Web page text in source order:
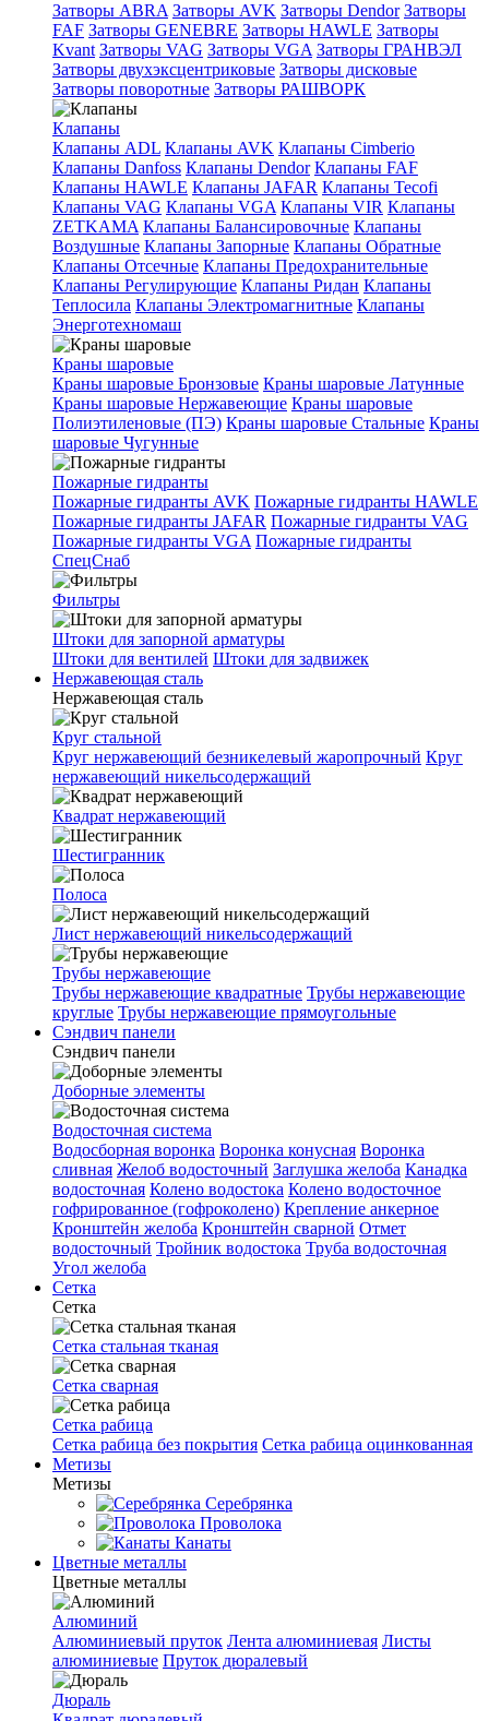
Затворы ABRA Затворы AVK Затворы Dendor Затворы
FAF Затворы GENEBRE Затворы HAWLE Затворы
Kvant Затворы VAG Затворы VGA Затворы ГРАНВЭЛ
Затворы двухэксцентриковые Затворы дисковые
Затворы поворотные Затворы РАШВОРК
Клапаны
Клапаны ADL Клапаны AVK Клапаны Cimberio
Клапаны Danfoss Клапаны Dendor Клапаны FAF
Клапаны HAWLE Клапаны JAFAR Клапаны Tecofi
Клапаны VAG Клапаны VGA Клапаны VIR Клапаны
ZETKAMA Клапаны Балансировочные Клапаны
Воздушные Клапаны Запорные Клапаны Обратные
Клапаны Отсечные Клапаны Предохранительные
Клапаны Регулирующие Клапаны Ридан Клапаны
Теплосила Клапаны Электромагнитные Клапаны
Энерготехномаш
Краны шаровые
Краны шаровые Бронзовые Краны шаровые Латунные
Краны шаровые Нержавеющие Краны шаровые
Полиэтиленовые (ПЭ) Краны шаровые Стальные Краны
шаровые Чугунные
Пожарные гидранты
Пожарные гидранты AVK Пожарные гидранты HAWLE
Пожарные гидранты JAFAR Пожарные гидранты VAG
Пожарные гидранты VGA Пожарные гидранты
СпецСнаб
Фильтры
Штоки для запорной арматуры
Штоки для вентилей Штоки для задвижек
Нержавеющая сталь
Нержавеющая сталь
Круг стальной
Круг нержавеющий безникелевый жаропрочный Круг
нержавеющий никельсодержащий
Квадрат нержавеющий
Шестигранник
Полоса
Лист нержавеющий никельсодержащий
Трубы нержавеющие
Трубы нержавеющие квадратные Трубы нержавеющие
круглые Трубы нержавеющие прямоугольные
Сэндвич панели
Сэндвич панели
Доборные элементы
Водосточная система
Водосборная воронка Воронка конусная Воронка
сливная Желоб водосточный Заглушка желоба Канадка
водосточная Колено водостока Колено водосточное
гофрированное (гофроколено) Крепление анкерное
Кронштейн желоба Кронштейн сварной Отмет
водосточный Тройник водостока Труба водосточная
Угол желоба
Сетка
Сетка
Сетка стальная тканая
Сетка сварная
Сетка рабица
Сетка рабица без покрытия Сетка рабица оцинкованная
Метизы
Метизы
Серебрянка
Проволока
Канаты
Цветные металлы
Цветные металлы
Алюминий
Алюминиевый пруток Лента алюминиевая Листы
алюминиевые Пруток дюралевый
Дюраль